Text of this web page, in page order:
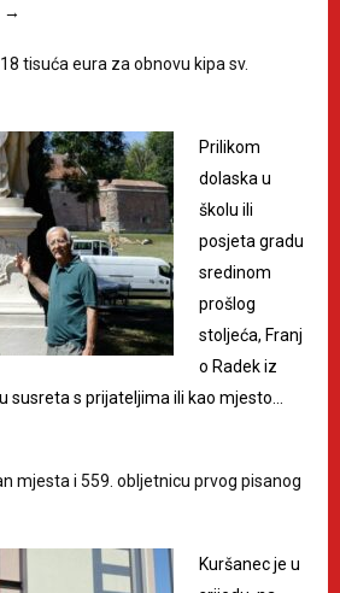
→
tisuća eura za obnovu kipa sv.
Prilikom
dolaska u
školu ili
posjeta gradu
sredinom
prošlog
stoljeća, Franj
o Radek iz
susreta s prijateljima ili kao mjesto…
mjesta i 559. obljetnicu prvog pisanog
Kuršanec je u